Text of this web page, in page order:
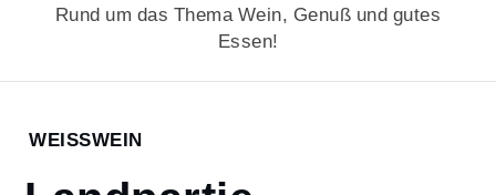
Rund um das Thema Wein, Genuß und gutes
Essen!
Home
WEISSWEIN